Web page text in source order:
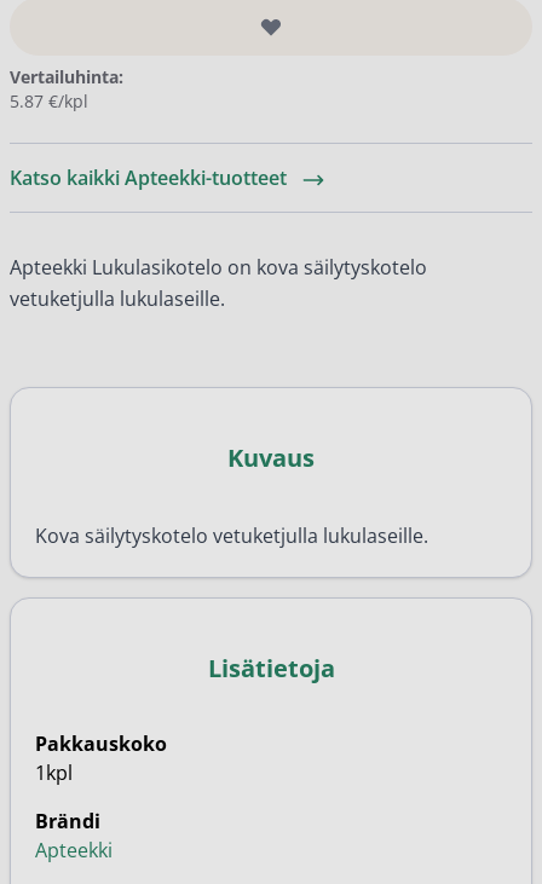
Vertailuhinta:
5.87 €/kpl
Katso kaikki Apteekki-tuotteet
Apteekki Lukulasikotelo on kova säilytyskotelo
vetuketjulla lukulaseille.
Kuvaus
Kova säilytyskotelo vetuketjulla lukulaseille.
Lisätietoja
Pakkauskoko
1kpl
Brändi
Apteekki